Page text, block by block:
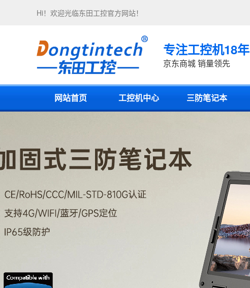
Hi！欢迎光临东田工控官方网站！
专注工控机18年
京东商城 销量领先
网站首页 工控机中心 三防笔记本